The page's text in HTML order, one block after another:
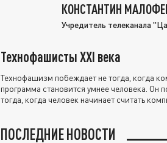
КОНСТАНТИН
Учредитель телеканала
Технофашисты XXI века
Технофашизм побеждает не тогда, когда
программа становится умнее человека. Он
тогда, когда человек начинает считать
ПОСЛЕДНИЕ НОВОСТИ